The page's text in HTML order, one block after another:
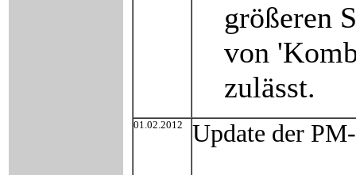
größeren
von
zulässt.
01.02.2012 Update der